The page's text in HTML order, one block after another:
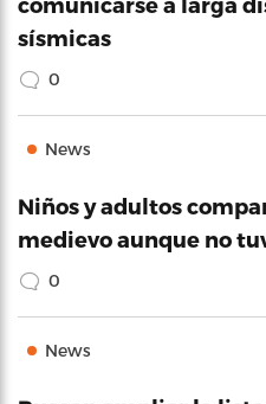
sísmicas
0
News
Niños y adultos
medievo aunque no
0
News